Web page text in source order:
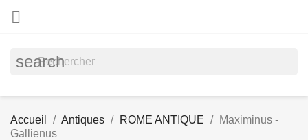

search
Accueil Antiques ROME ANTIQUE
Maximinus -
Gallienus